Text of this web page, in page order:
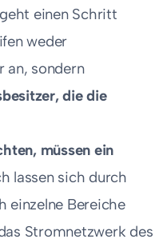
einen Schritt
weder
an, sondern
die die
müssen ein
lassen sich durch
einzelne Bereiche
Stromnetzwerk des